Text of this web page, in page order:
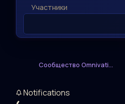
Участники
Сообщество Omnivati...
Notifications